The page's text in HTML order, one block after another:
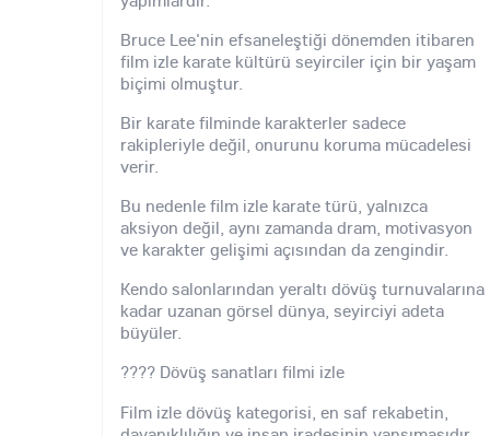
Bruce Lee'nin efsaneleştiği dönemden itibaren
film izle karate kültürü seyirciler için bir yaşam
biçimi olmuştur.
Bir karate filminde karakterler sadece
rakipleriyle değil, onurunu koruma mücadelesi
verir.
Bu nedenle film izle karate türü, yalnızca
aksiyon değil, aynı zamanda dram, motivasyon
ve karakter gelişimi açısından da zengindir.
Kendo salonlarından yeraltı dövüş turnuvalarına
kadar uzanan görsel dünya, seyirciyi adeta
büyüler.
???? Dövüş sanatları filmi izle
Film izle dövüş kategorisi, en saf rekabetin,